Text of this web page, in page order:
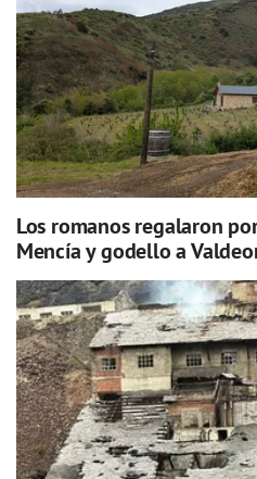
Los romanos regalaron
Mencía y godello a